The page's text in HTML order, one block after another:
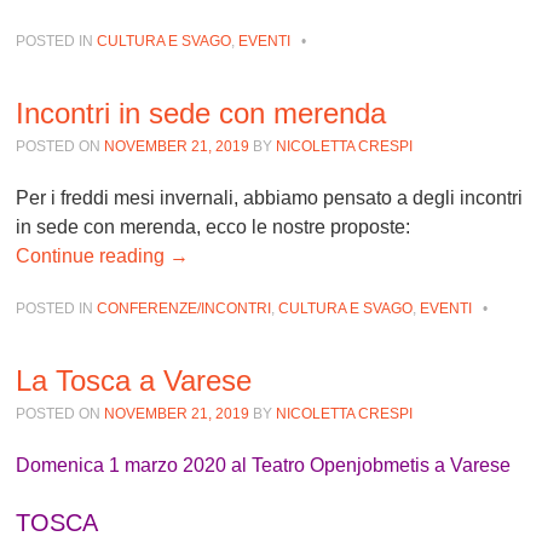
POSTED INCULTURA E SVAGO EVENTI •
Incontri in sede con merenda
POSTED ON NOVEMBER 21, 2019 BY NICOLETTA CRESPI
Per i freddi mesi invernali, abbiamo pensato a degli incontri
in sede con merenda, ecco le nostre proposte:
Continue reading →
POSTED INCONFERENZE/INCONTRI ,CULTURA E SVAGO, EVENTI •
La Tosca a Varese
POSTED ON NOVEMBER 21, 2019 BY NICOLETTA CRESPI
Domenica 1 marzo 2020 al Teatro Openjobmetis a Varese
TOSCA